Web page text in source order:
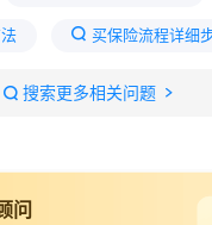
买保险流程详细
最划算 普通人怎么
怎么买
搜索更多相关问题
问